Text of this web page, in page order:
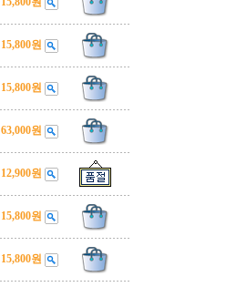
15,800원
15,800원
63,000원
12,900원
15,800원
15,800원